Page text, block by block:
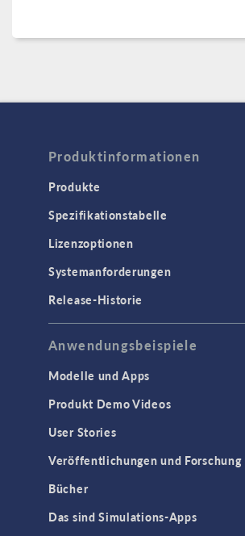
Produktinformationen
Produkte
Spezifikationstabelle
Lizenzoptionen
Systemanforderungen
Release-Historie
Anwendungsbeispiele
Modelle und Apps
Produkt Demo Videos
User Stories
Veröffentlichungen und Forschung
Bücher
Das sind Simulations-Apps